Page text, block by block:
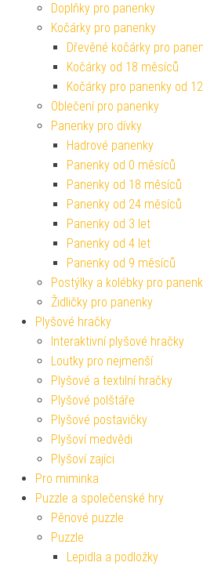
Doplňky pro panenky
Kočárky pro panenky
Dřevěné kočárky pro
Kočárky od 18 měsíců
Kočárky pro panenky od
Oblečení pro panenky
Panenky pro dívky
Hadrové panenky
Panenky od 0 měsíců
Panenky od 18 měsíců
Panenky od 24 měsíců
Panenky od 3 let
Panenky od 4 let
Panenky od 9 měsíců
Postýlky a kolébky pro
Židličky pro panenky
Plyšové hračky
Interaktivní plyšové hračky
Loutky pro nejmenší
Plyšové a textilní hračky
Plyšové polštáře
Plyšové postavičky
Plyšoví medvědi
Plyšoví zajíci
Pro miminka
Puzzle a společenské hry
Pěnové puzzle
Puzzle
Lepidla a podložky